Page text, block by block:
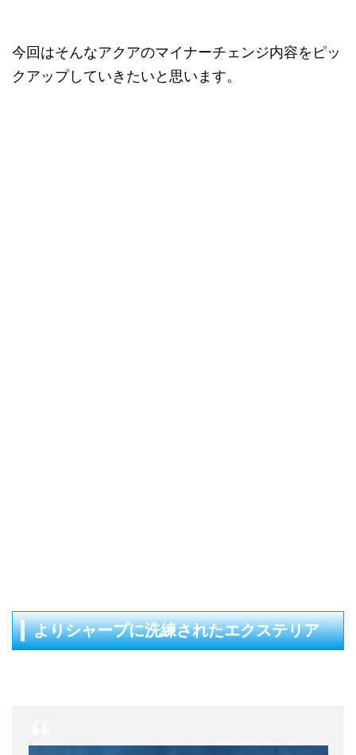
今回はそんなアクアのマイナーチェンジ内容をピッ
クアップしていきたいと思います。
よりシャープに洗練されたエクステリア